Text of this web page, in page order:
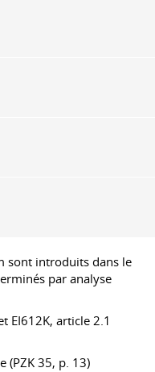
sont introduits dans le
par analyse
EI612K, article 2.1
(PZK 35, p. 13)